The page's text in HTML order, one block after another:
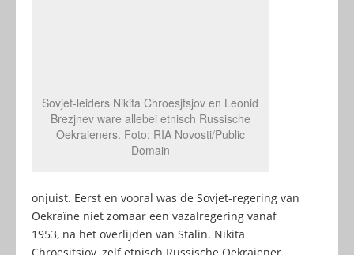
Sovjet-leiders Nikita Chroesjtsjov en Leonid
Brezjnev ware allebei etnisch Russische
Oekraieners. Foto: RIA Novosti/Public
Domain
onjuist. Eerst en vooral was de Sovjet-regering van
Oekraïne niet zomaar een vazalregering vanaf
1953, na het overlijden van Stalin. Nikita
Chroesjtsjov, zelf etnisch Russische Oekraiener,